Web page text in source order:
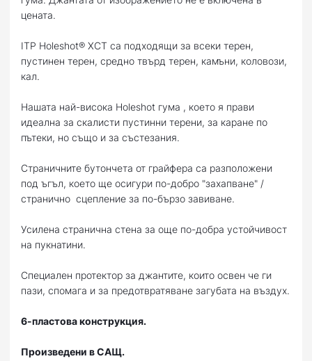
цената.
ITP Holeshot® XCT са подходящи за всеки терен,
пустинен терен, средно твърд терен, камъни, коловози,
кал.
Нашата най-висока Holeshot гума , което я прави
идеална за скалисти пустинни терени, за каране по
пътеки, но също и за състезания.
Страничните бутончета от грайфера са разположени
под ъгъл, което ще осигури по-добро "захапване" /
странично сцепление за по-бързо завиване.
Усилена странична стена за още по-добра устойчивост
на пукнатини.
Специален протектор за джантите, които освен че ги
пази, спомага и за предотвратяване загубата на въздух.
6-пластова конструкция.
Произведени в САЩ.